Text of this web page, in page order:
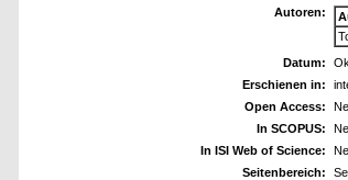
Autoren:
Datum:
Erschienen in:
Open Access:
In SCOPUS:
In ISI Web of Science:
Seitenbereich: